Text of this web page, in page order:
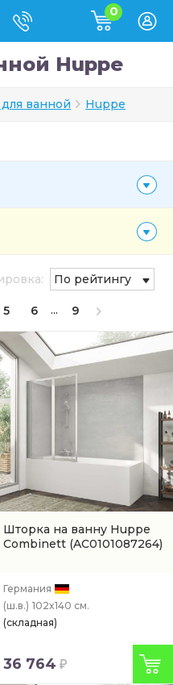
0
Huppe
ванной Huppe
5 6 ... 9
По рейтингу
Шторка на ванну Huppe
Combinett (AC0101087264)
Германия
(ш.в.) 102x140 см.
(складная)
36 764